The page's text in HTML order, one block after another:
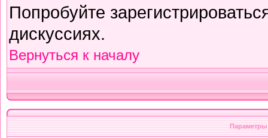
Попробуйте
дискуссиях.
Вернуться к началу
Параметры